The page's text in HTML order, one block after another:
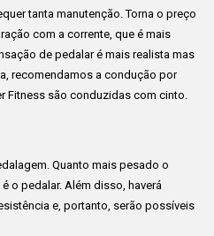
tanta manutenção. Torna o preço
com a corrente, que é mais
de pedalar é mais realista mas
recomendamos a condução por
Fitness são conduzidas com cinto.
Quanto mais pesado o
o pedalar. Além disso, haverá
e, portanto, serão possíveis